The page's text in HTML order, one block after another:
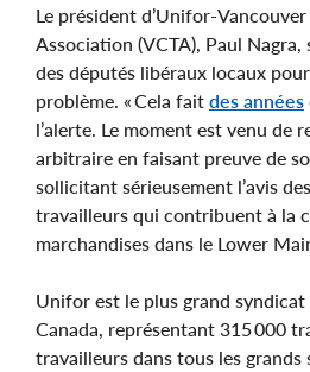
Le président d’Unifor-
Association (VCTA), Paul Nagra,
des députés libéraux locaux
problème. « Cela fait des années
l’alerte. Le moment est venu de
arbitraire en faisant preuve de
sollicitant sérieusement l’avis
travailleurs qui contribuent à la
marchandises dans le Lower
Unifor est le plus grand
Canada, représentant 315 000
travailleurs dans tous les grands